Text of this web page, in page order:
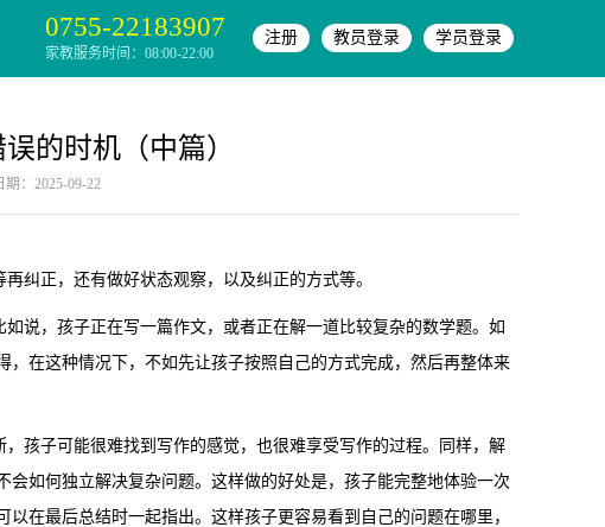
0755-22183907
家教服务时间：08:00-22:00
注册 教员登录 学员登录
的时机（中篇）
：2025-09-22
正，还有做好状态观察，以及纠正的方式等。
，孩子正在写一篇作文，或者正在解一道比较复杂的数学题。如
在这种情况下，不如先让孩子按照自己的方式完成，然后再整体来
孩子可能很难找到写作的感觉，也很难享受写作的过程。同样，解
如何独立解决复杂问题。这样做的好处是，孩子能完整地体验一次
在最后总结时一起指出。这样孩子更容易看到自己的问题在哪里，